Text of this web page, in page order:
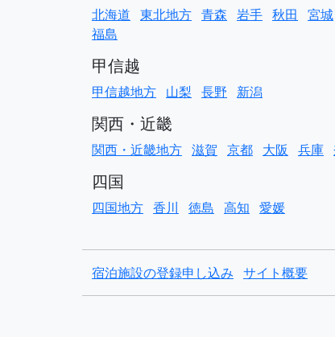
北海道 東北地方 青森 岩手 秋田 宮城
福島
甲信越
甲信越地方 山梨 長野 新潟
関西・近畿
関西・近畿地方 滋賀 京都 大阪 兵庫
四国
四国地方 香川 徳島 高知 愛媛
宿泊施設の登録申し込み サイト概要